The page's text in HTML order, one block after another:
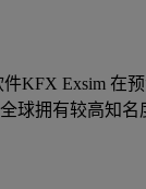
KFX Exsim 在
球拥有较高知名